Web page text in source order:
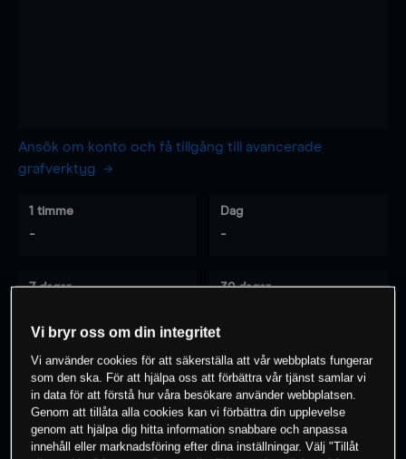
Ansök om konto och få tillgång till avancerade
grafverktyg
1 timme
-
Dag
-
7 dagar 30 dagar
0% av kunderna har en position i detta
instrument
Vi bryr oss om din integritet
Vi använder cookies för att säkerställa att vår webbplats fungerar
som den ska. För att hjälpa oss att förbättra vår tjänst samlar vi
in data för att förstå hur våra besökare använder webbplatsen.
Genom att tillåta alla cookies kan vi förbättra din upplevelse
genom att hjälpa dig hitta information snabbare och anpassa
innehåll eller marknadsföring efter dina inställningar. Välj "Tillåt